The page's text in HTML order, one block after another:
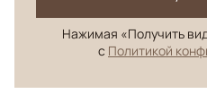
Нажимая «Получить
с Политикой